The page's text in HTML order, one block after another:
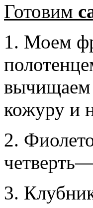
Готовим
1. Моем
вычищаем
кожуру и
2.
3.